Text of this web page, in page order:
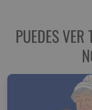
PUEDES